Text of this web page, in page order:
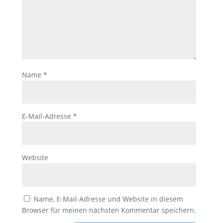
Name *
E-Mail-Adresse *
Website
Name, E-Mail-Adresse und Website in diesem
Browser für meinen nächsten Kommentar speichern.